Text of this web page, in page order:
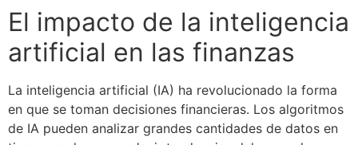
El impacto de la inteligencia
artificial en las finanzas
La inteligencia artificial (IA) ha revolucionado la forma
en que se toman decisiones financieras. Los algoritmos
de IA pueden analizar grandes cantidades de datos en